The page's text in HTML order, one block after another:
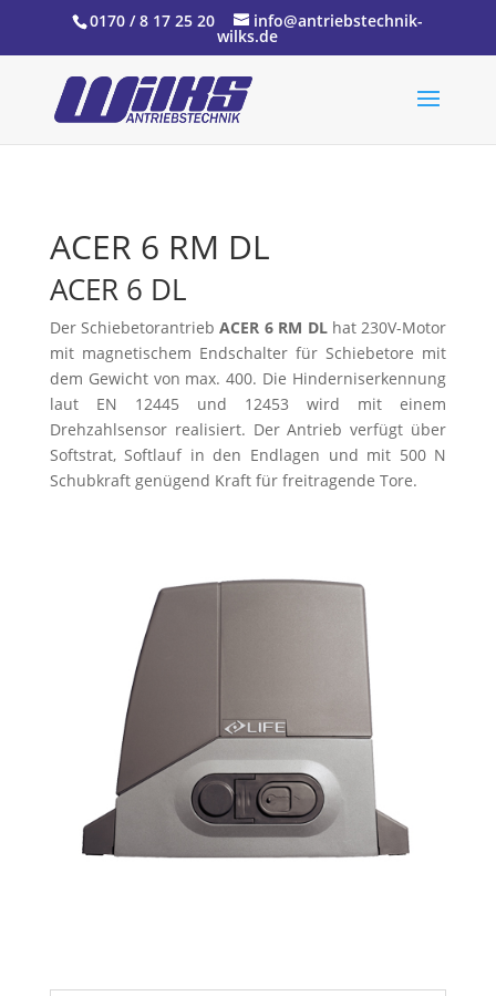
0170 / 8 17 25 20 info@antriebstechnik-
wilks.de
ACER 6 RM DL
ACER 6 DL
Der SchiebetorantriebACER 6 RM DLhat 230V-Motor
mit magnetischem Endschalter für Schiebetore mit
dem Gewicht von max. 400. Die Hinderniserkennung
laut EN 12445 und 12453 wird mit einem
Drehzahlsensor realisiert. Der Antrieb verfügt über
Softstrat, Softlauf in den Endlagen und mit 500 N
Schubkraft genügend Kraft für freitragende Tore.